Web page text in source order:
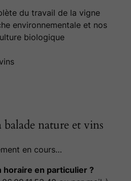
du travail de la vigne
environnementale et nos
biologique
nature et vins
en cours…
horaire en particulier ?